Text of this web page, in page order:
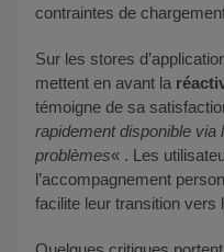
contraintes de
Sur les stores d’applications, plusieurs témoignages
mettent en avant la
témoigne de sa
rapidement disponible via
problèmes« . Les
l’accompagnement
facilite leur transition vers